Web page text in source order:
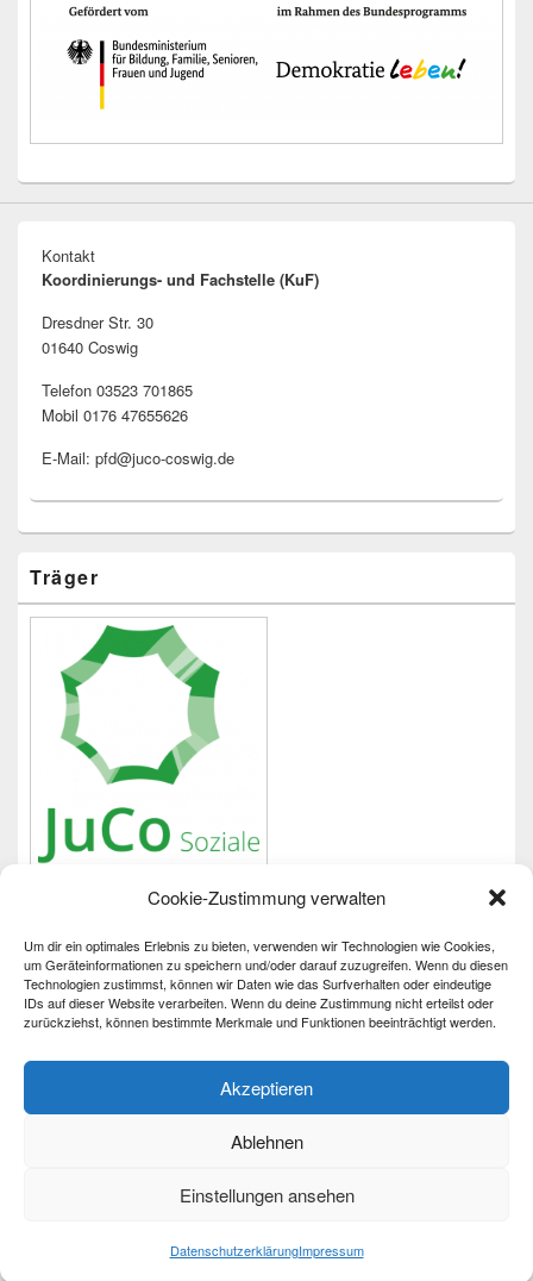
Cookie-Zustimmung verwalten
Um dir ein optimales Erlebnis zu bieten, verwenden wir Technologien wie Cookies,
um Geräteinformationen zu speichern und/oder darauf zuzugreifen. Wenn du diesen
Technologien zustimmst, können wir Daten wie das Surfverhalten oder eindeutige
IDs auf dieser Website verarbeiten. Wenn du deine Zustimmung nicht erteilst oder
zurückziehst, können bestimmte Merkmale und Funktionen beeinträchtigt werden.
Akzeptieren
Ablehnen
Einstellungen ansehen
DatenschutzerklärungImpressum
Kontakt
Koordinierungs- und Fachstelle (KuF)
Dresdner Str. 30
01640 Coswig
Telefon 03523 701865
Mobil 0176 47655626
E-Mail: pfd@juco-coswig.de
Träger
Wichtiges
Impressum
Barrierefreiheit
Partnerschaft für Demokratie. Alle Rechte vorbehalten.
Theme: Catch Box byCatch Themes